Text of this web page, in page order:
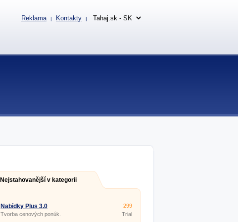
Nejstahovanější v kategorii
Nabídky Plus 3.0
Tvorba cenových ponúk.
299
Trial
Reklama | Kontakty |